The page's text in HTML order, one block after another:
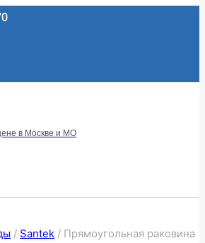
в Москве и МО
/ Santek / Прямоугольная раковина